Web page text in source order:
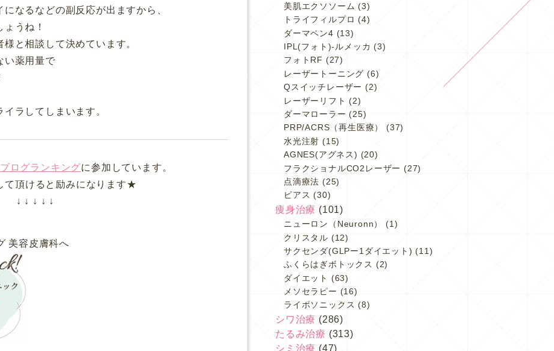
なるなどの副反応が出ますから、
うね！
と相談して決めています。
い薬用量で
ラしてしまいます。
ログランキングに参加しています。
て頂けると励みになります★
↓ ↓ ↓ ↓ ↓
美肌エクソソーム (3)
トライフィルプロ (4)
ダーマペン4 (13)
IPL(フォト)-ルメッカ (3)
フォトRF (27)
レーザートーニング (6)
Qスイッチレーザー (2)
レーザーリフト (2)
ダーマローラー (25)
PRP/ACRS（再生医療）
(37)
水光注射 (15)
AGNES(アグネス) (20)
フラクショナルCO2レーザー (27)
点滴療法 (25)
ピアス (30)
痩身治療 (101)
ニューロン（Neuronn）
(1)
クリスタル (12)
サクセンダ(GLPー1ダイエット) (11)
ふくらはぎボトックス (2)
ダイエット (63)
メソセラピー (16)
ライポソニックス (8)
シワ治療 (286)
たるみ治療 (313)
シミ治療 (47)